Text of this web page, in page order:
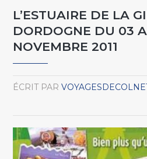
L’ESTUAIRE DE LA
DORDOGNE DU 03
NOVEMBRE 2011
ÉCRIT PAR